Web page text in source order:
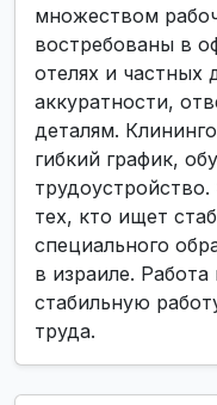
множеством
востребованы в
отелях и частных
аккуратности,
деталям.
гибкий график,
тех, кто ищет
специального
в израиле.
стабильную
труда.